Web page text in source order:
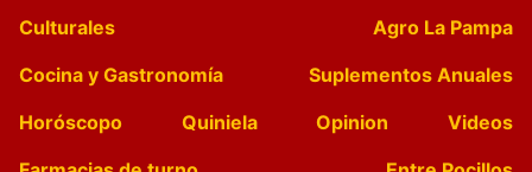
Culturales
Agro La Pampa
Cocina y Gastronomía
Suplementos Anuales
Horóscopo
Quiniela Opinion
Videos